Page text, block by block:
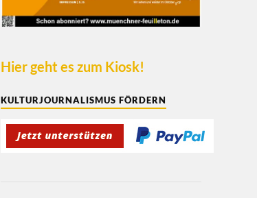
Hier geht es zum Kiosk!
KULTURJOURNALISMUS FÖRDERN